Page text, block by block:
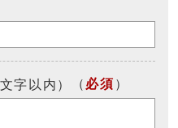
字以内） （ 必須 ）